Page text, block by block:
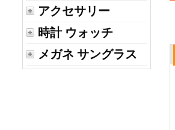
アクセサリー
時計 ウォッチ
メガネ サングラス